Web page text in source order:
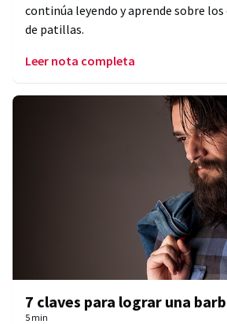
continúa leyendo y aprende sobre
de patillas.
Leer nota completa
7 claves para lograr una
5 min